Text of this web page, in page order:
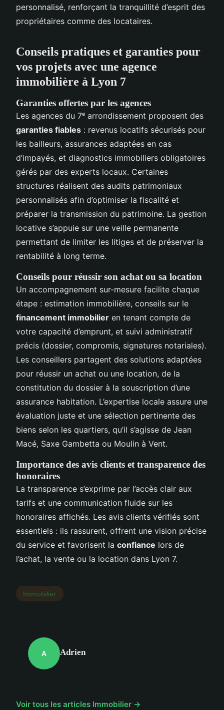
personnalisé, renforçant la tranquillité d’esprit des
propriétaires comme des locataires.
Conseils pratiques et garanties pour
vos projets avec une agence
immobilière à Lyon 7
Garanties offertes par les agences
Les agences du 7ᵉ arrondissement proposent des
garanties fiables : revenus locatifs sécurisés pour
les bailleurs, assurances adaptées en cas
d’impayés, et diagnostics immobiliers obligatoires
gérés par des experts locaux. Certaines
structures réalisent des audits patrimoniaux
personnalisés afin d’optimiser la fiscalité et
préparer la transmission du patrimoine. La gestion
locative s’appuie sur une veille permanente
permettant de limiter les litiges et de préserver la
rentabilité à long terme.
Conseils pour réussir son achat ou sa location
Un accompagnement sur-mesure facilite chaque
étape : estimation immobilière, conseils sur le
financement immobilier en tenant compte de
votre capacité d’emprunt, et suivi administratif
précis (dossier, compromis, signatures notariales).
Les conseillers partagent des solutions adaptées
pour réussir un achat ou une location, de la
constitution du dossier à la souscription d’une
assurance habitation. L’expertise locale assure une
évaluation juste et une sélection pertinente des
biens selon les quartiers, qu’il s’agisse de Jean
Macé, Saxe Gambetta ou Moulin à Vent.
Importance des avis clients et transparence des
honoraires
La transparence s’exprime par l’accès clair aux
tarifs et une communication fluide sur les
honoraires affichés. Les avis clients vérifiés sont
essentiels : ils rassurent, offrent une vision précise
du service et favorisent la confiance lors de
l’achat, la vente ou la location dans Lyon 7.
Immobilier
A Adrien
Voir tous les articles Immobilier →